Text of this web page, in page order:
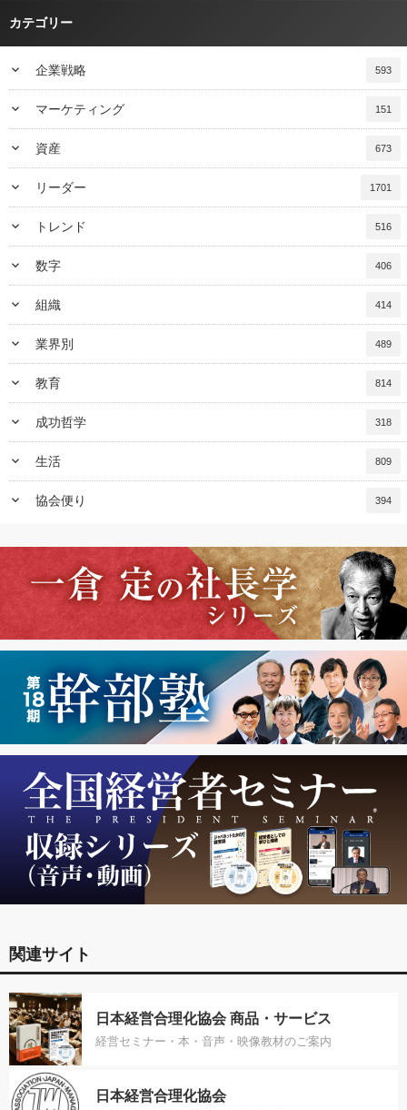
カテゴリー
keyboard_arrow_down 企業戦略 593
keyboard_arrow_down マーケティング 151
keyboard_arrow_down 資産 673
keyboard_arrow_down リーダー 1701
keyboard_arrow_down トレンド 516
keyboard_arrow_down 数字 406
keyboard_arrow_down 組織 414
keyboard_arrow_down 業界別 489
keyboard_arrow_down 教育 814
keyboard_arrow_down 成功哲学 318
keyboard_arrow_down 生活 809
keyboard_arrow_down 協会便り 394
関連サイト
日本経営合理化協会 商品・サービス
経営セミナー・本・音声・映像教材のご案内
日本経営合理化協会